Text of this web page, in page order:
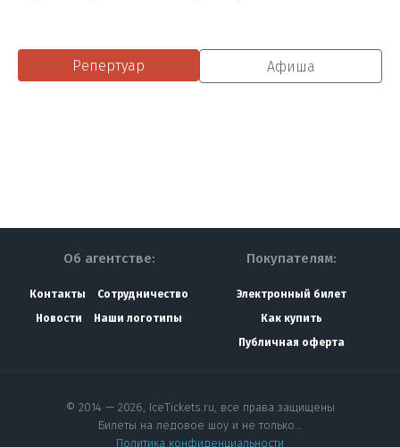
Репертуар Афиша
Об агентстве:
Контакты
Сотрудничество
Новости
Наши логотипы
Покупателям:
Электронный билет
Как купить
Публичная оферта
© 2014 — 2026, IceTickets.ru, все права защищены
Билеты на ледовое шоу и не только…
Политика конфиденциальности